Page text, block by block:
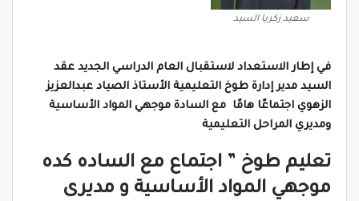
سعيد زكريا السيد
في إطار الاستعداد لاستقبال العام الدراسي الجديد عقد
السيد مدير إدارة طوخ التعليمية الأستاذ الصياد عبدالعزيز
الزهوي اجتماعًا هامًا مع السادة موجهي المواد الأساسية
ومديري المراحل التعليمية
تعليم طوخ ” اجتماع مع الساده كده
موجهي المواد الأساسية و مديرى